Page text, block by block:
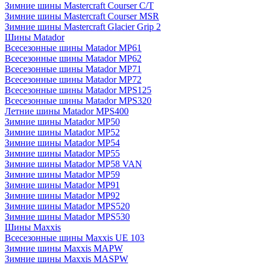
Зимние шины Mastercraft Courser C/T
Зимние шины Mastercraft Courser MSR
Зимние шины Mastercraft Glacier Grip 2
Шины Matador
Всесезонные шины Matador MP61
Всесезонные шины Matador MP62
Всесезонные шины Matador MP71
Всесезонные шины Matador MP72
Всесезонные шины Matador MPS125
Всесезонные шины Matador MPS320
Летние шины Matador MPS400
Зимние шины Matador MP50
Зимние шины Matador MP52
Зимние шины Matador MP54
Зимние шины Matador MP55
Зимние шины Matador MP58 VAN
Зимние шины Matador MP59
Зимние шины Matador MP91
Зимние шины Matador MP92
Зимние шины Matador MPS520
Зимние шины Matador MPS530
Шины Maxxis
Всесезонные шины Maxxis UE 103
Зимние шины Maxxis MAPW
Зимние шины Maxxis MASPW